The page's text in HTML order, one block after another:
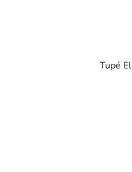
Tupé